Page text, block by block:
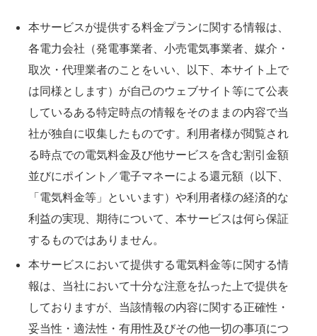
本サービスが提供する料金プランに関する情報は、
各電力会社（発電事業者、小売電気事業者、媒介・
取次・代理業者のことをいい、以下、本サイト上で
は同様とします）が自己のウェブサイト等にて公表
しているある特定時点の情報をそのままの内容で当
社が独自に収集したものです。利用者様が閲覧され
る時点での電気料金及び他サービスを含む割引金額
並びにポイント／電子マネーによる還元額（以下、
「電気料金等」といいます）や利用者様の経済的な
利益の実現、期待について、本サービスは何ら保証
するものではありません。
本サービスにおいて提供する電気料金等に関する情
報は、当社において十分な注意を払った上で提供を
しておりますが、当該情報の内容に関する正確性・
妥当性・適法性・有用性及びその他一切の事項につ